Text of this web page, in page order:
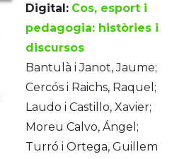
Digital: Cos, esport i
pedagogia: històries i
discursos
Bantulà i Janot, Jaume;
Cercós i Raichs, Raquel;
Laudo i Castillo, Xavier;
Moreu Calvo, Ángel;
Turró i Ortega, Guillem